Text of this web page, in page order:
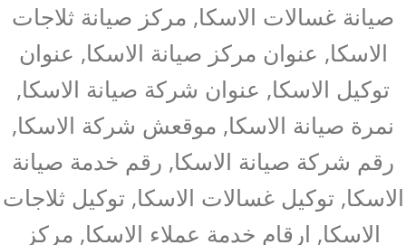
صيانة غسالات الاسكا, مركز صيانة ثلاجات
الاسكا, عنوان مركز صيانة الاسكا, عنوان
توكيل الاسكا, عنوان شركة صيانة الاسكا,
نمرة صيانة الاسكا, موقعش شركة الاسكا,
رقم شركة صيانة الاسكا, رقم خدمة صيانة
الاسكا, توكيل غسالات الاسكا, توكيل ثلاجات
الاسكا, ارقام خدمة عملاء الاسكا, مركز